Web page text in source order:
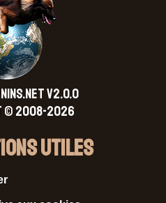
V2.0.0
2008-2026
Utiles